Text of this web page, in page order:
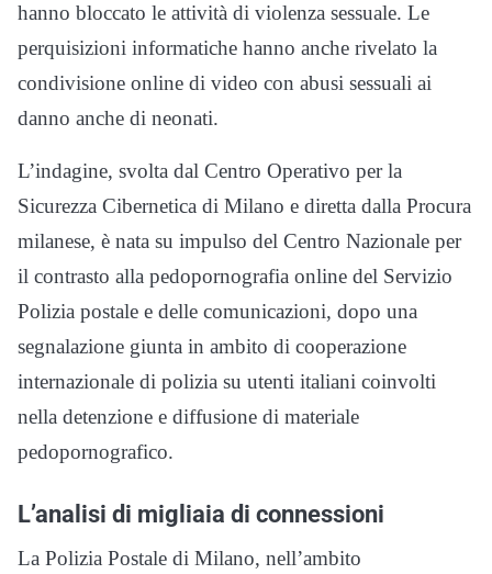
hanno bloccato le attività di violenza sessuale. Le
perquisizioni informatiche hanno anche rivelato la
condivisione online di video con abusi sessuali ai
danno anche di neonati.
L’indagine, svolta dal Centro Operativo per la
Sicurezza Cibernetica di Milano e diretta dalla Procura
milanese, è nata su impulso del Centro Nazionale per
il contrasto alla pedopornografia online del Servizio
Polizia postale e delle comunicazioni, dopo una
segnalazione giunta in ambito di cooperazione
internazionale di polizia su utenti italiani coinvolti
nella detenzione e diffusione di materiale
pedopornografico.
L’analisi di migliaia di connessioni
La Polizia Postale di Milano, nell’ambito